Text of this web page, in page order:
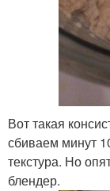
Вот такая
сбиваем минут
текстура. Но
блендер.